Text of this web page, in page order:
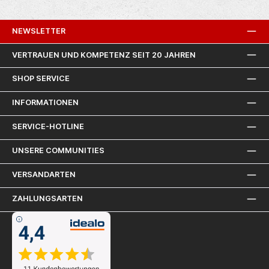
NEWSLETTER
VERTRAUEN UND KOMPETENZ SEIT 20 JAHREN
SHOP SERVICE
INFORMATIONEN
SERVICE-HOTLINE
UNSERE COMMUNITIES
VERSANDARTEN
ZAHLUNGSARTEN